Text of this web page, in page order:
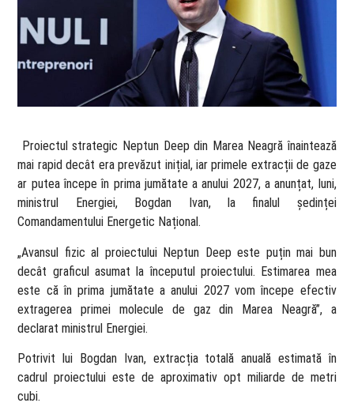
​ Proiectul strategic Neptun Deep din Marea Neagră înaintează
mai rapid decât era prevăzut inițial, iar primele extracții de gaze
ar putea începe în prima jumătate a anului 2027, a anunțat, luni,
ministrul Energiei, Bogdan Ivan, la finalul ședinței
Comandamentului Energetic Național.
„Avansul fizic al proiectului Neptun Deep este puțin mai bun
decât graficul asumat la începutul proiectului. Estimarea mea
este că în prima jumătate a anului 2027 vom începe efectiv
extragerea primei molecule de gaz din Marea Neagră”, a
declarat ministrul Energiei.
Potrivit lui Bogdan Ivan, extracția totală anuală estimată în
cadrul proiectului este de aproximativ opt miliarde de metri
cubi.